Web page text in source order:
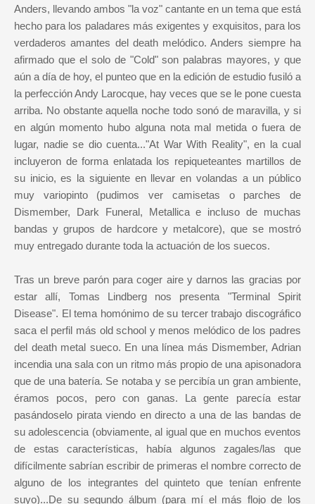
Anders, llevando ambos "la voz" cantante en un tema que está
hecho para los paladares más exigentes y exquisitos, para los
verdaderos amantes del death melódico. Anders siempre ha
afirmado que el solo de "Cold" son palabras mayores, y que
aún a día de hoy, el punteo que en la edición de estudio fusiló a
la perfección Andy Larocque, hay veces que se le pone cuesta
arriba. No obstante aquella noche todo sonó de maravilla, y si
en algún momento hubo alguna nota mal metida o fuera de
lugar, nadie se dio cuenta..."At War With Reality", en la cual
incluyeron de forma enlatada los repiqueteantes martillos de
su inicio, es la siguiente en llevar en volandas a un público
muy variopinto (pudimos ver camisetas o parches de
Dismember, Dark Funeral, Metallica e incluso de muchas
bandas y grupos de hardcore y metalcore), que se mostró
muy entregado durante toda la actuación de los suecos.
Tras un breve parón para coger aire y darnos las gracias por
estar allí, Tomas Lindberg nos presenta "Terminal Spirit
Disease". El tema homónimo de su tercer trabajo discográfico
saca el perfil más old school y menos melódico de los padres
del death metal sueco. En una línea más Dismember, Adrian
incendia una sala con un ritmo más propio de una apisonadora
que de una batería. Se notaba y se percibía un gran ambiente,
éramos pocos, pero con ganas. La gente parecía estar
pasándoselo pirata viendo en directo a una de las bandas de
su adolescencia (obviamente, al igual que en muchos eventos
de estas características, había algunos zagales/las que
difícilmente sabrían escribir de primeras el nombre correcto de
alguno de los integrantes del quinteto que tenían enfrente
suyo)...De su segundo álbum (para mí el más flojo de los